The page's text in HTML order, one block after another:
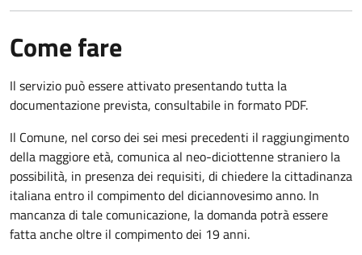
Come fare
Il servizio può essere attivato presentando tutta la
documentazione prevista, consultabile in formato PDF.
Il Comune, nel corso dei sei mesi precedenti il raggiungimento
della maggiore età, comunica al neo-diciottenne straniero la
possibilità, in presenza dei requisiti, di chiedere la cittadinanza
italiana entro il compimento del diciannovesimo anno. In
mancanza di tale comunicazione, la domanda potrà essere
fatta anche oltre il compimento dei 19 anni.